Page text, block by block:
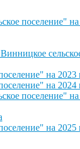
поселение"
на 2023
на 2024
поселение"
на 2025